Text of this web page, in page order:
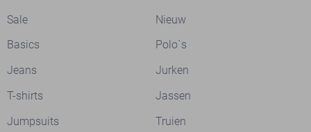
Sale
Nieuw
Basics
Polo`s
Jeans
Jurken
T-shirts
Jassen
Jumpsuits
Truien